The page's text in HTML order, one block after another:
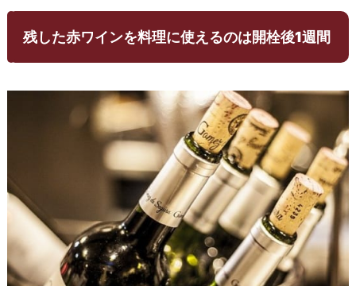
残した赤ワインを料理に使えるのは開栓後1週間